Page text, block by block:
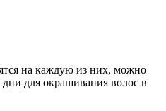
на каждую из них, можно
для окрашивания волос в